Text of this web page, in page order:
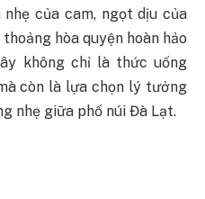
của cam, ngọt dịu của
hòa quyện hoàn hảo
không chỉ là thức uống
còn là lựa chọn lý tưởng
nhẹ giữa phố núi Đà Lạt.